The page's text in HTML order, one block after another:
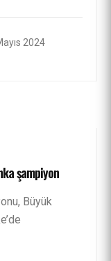
2024
şampiyon
Büyük